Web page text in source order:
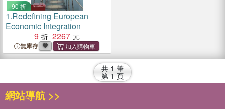
90 折
1.Redefining European
Economic Integration
9
2267
無庫存
共 1 筆
第 1 頁
網站導航 >>